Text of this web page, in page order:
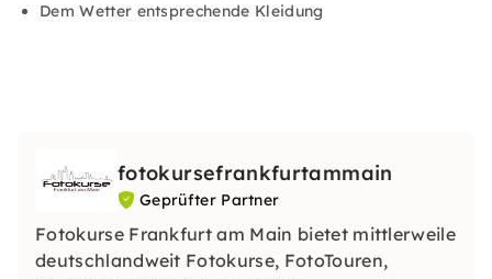
Dem Wetter entsprechende Kleidung
fotokursefrankfurtammain
Geprüfter Partner
Fotokurse Frankfurt am Main bietet mittlerweile
deutschlandweit Fotokurse, FotoTouren,